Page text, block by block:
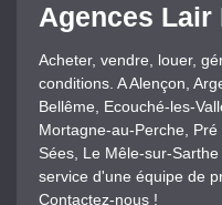
Agences
Acheter, vendre, louer,
conditions. A Alençon,
Bellême, Ecouché-les-
Mortagne-au-Perche,
Sées, Le Mêle-sur-
service d'une équipe de
Contactez-nous !